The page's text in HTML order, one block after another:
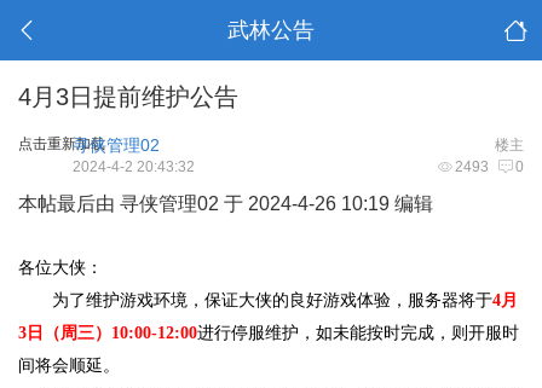
武林公告
4月3日提前维护公告
点击重新加载 楼主
寻侠管理02
2493 0
2024-4-2 20:43:32
本帖最后由 寻侠管理02 于 2024-4-26 10:19 编辑
各位大侠：
为了维护游戏环境，保证大侠的良好游戏体验，服务器将于4月
3日（周三）10:00-12:00进行停服维护，如未能按时完成，则开服时
间将会顺延。